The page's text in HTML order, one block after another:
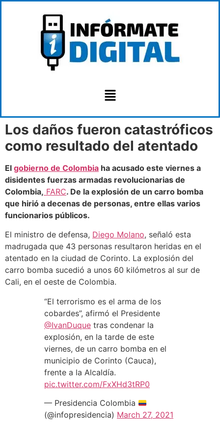
Los daños fueron catastróficos
como resultado del atentado
El gobierno de Colombia ha acusado este viernes a
disidentes fuerzas armadas revolucionarias de
Colombia, FARC. De la explosión de un carro bomba
que hirió a decenas de personas, entre ellas varios
funcionarios públicos.
El ministro de defensa, Diego Molano, señaló esta
madrugada que 43 personas resultaron heridas en el
atentado en la ciudad de Corinto. La explosión del
carro bomba sucedió a unos 60 kilómetros al sur de
Cali, en el oeste de Colombia.
“El terrorismo es el arma de los
cobardes”, afirmó el Presidente
@IvanDuque tras condenar la
explosión, en la tarde de este
viernes, de un carro bomba en el
municipio de Corinto (Cauca),
frente a la Alcaldía.
pic.twitter.com/FxXHd3tRP0
— Presidencia Colombia
(@infopresidencia) March 27, 2021